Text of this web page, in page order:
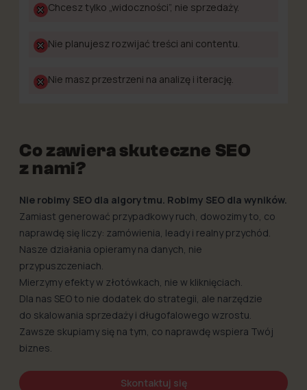
Chcesz tylko „widoczności”, nie sprzedaży.
Nie planujesz rozwijać treści ani contentu.
Nie masz przestrzeni na analizę i iterację.
Co zawiera skuteczne SEO
z nami?
Nie robimy SEO dla algorytmu. Robimy SEO dla wyników.
Zamiast generować przypadkowy ruch, dowozimy to, co
naprawdę się liczy: zamówienia, leady i realny przychód.
Nasze działania opieramy na danych, nie
przypuszczeniach.
Mierzymy efekty w złotówkach, nie w kliknięciach.
Dla nas SEO to nie dodatek do strategii, ale narzędzie
do skalowania sprzedaży i długofalowego wzrostu.
Zawsze skupiamy się na tym, co naprawdę wspiera Twój
biznes.
Skontaktuj się